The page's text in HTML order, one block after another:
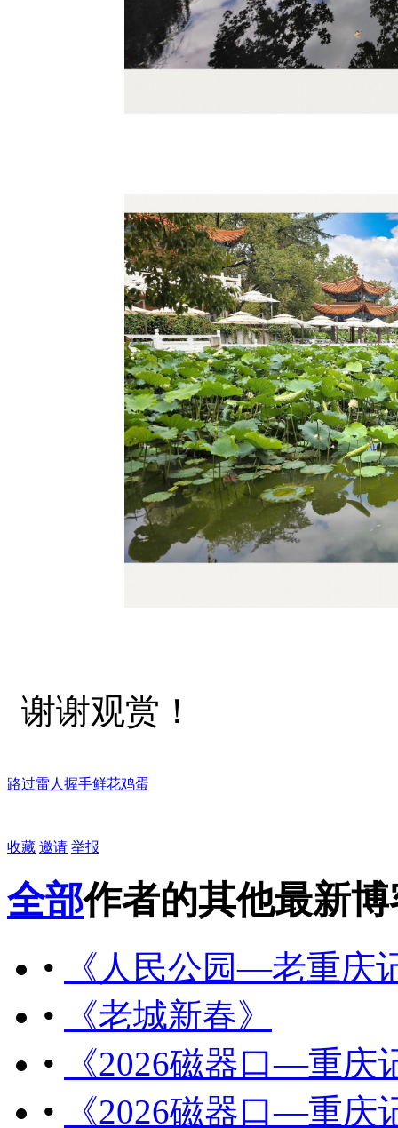
谢谢观赏！
路过雷人 握手鲜花鸡蛋
收藏 邀请 举报
全部作者的其他最新博
•
《人民公园—老重庆
•
《老城新春》
•
《2026磁器口—重庆
•
《2026磁器口—重庆